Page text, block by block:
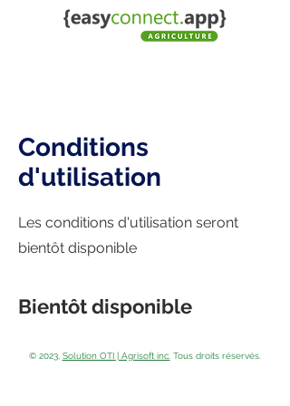
Conditions
d'utilisation
Les conditions d'utilisation seront
bientôt disponible
Bientôt disponible
© 2023, Solution OTI | Agrisoft inc. Tous droits réservés.